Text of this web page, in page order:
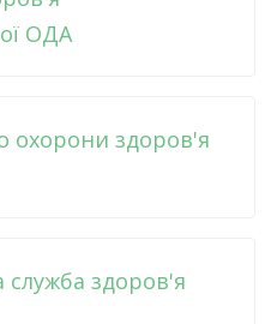
ОДА
охорони здоров'я
служба здоров'я